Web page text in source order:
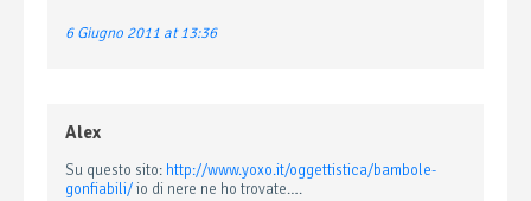
6 Giugno 2011 at 13:36
Alex
Su questo sito: http://www.yoxo.it/oggettistica/bambole-
gonfiabili/io di nere ne ho trovate….